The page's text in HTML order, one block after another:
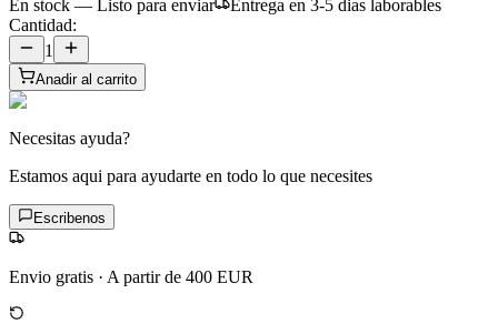
En stock — Listo para enviar
Entrega en 3-5 dias laborables
Cantidad:
1
Anadir al carrito
Necesitas ayuda?
Estamos aqui para ayudarte en todo lo que necesites
Escribenos
Envio gratis · A partir de 400 EUR